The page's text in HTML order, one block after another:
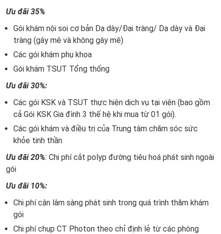
Ưu đãi 35%
Gói khám nội soi cơ bản Dạ dày/Đại tràng/ Dạ dày và Đại
tràng (gây mê và không gây mê)
Các gói khám phụ khoa
Gói khám TSUT Tổng thống
Ưu đãi 30%:
Các gói KSK và TSUT thực hiện dịch vụ tại viện (bao gồm
cả Gói KSK Gia đình 3 thế hệ khi mua từ 01 gói).
Các gói khám và điều trị của Trung tâm chăm sóc sức
khỏe tinh thần
Ưu đãi 20%: Chi phí cắt polyp đường tiêu hoá phát sinh ngoài
gói
Ưu đãi 10%:
Chi phí cận lâm sàng phát sinh trong quá trình thăm khám
gói
Chi phí chụp CT Photon theo chỉ định lẻ từ các phòng